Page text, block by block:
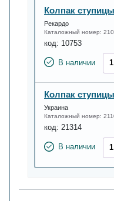
Колпак
Рекардо
Каталожный номер:
код: 10753
В наличии
Колпак
Украина
Каталожный номер:
код: 21314
В наличии